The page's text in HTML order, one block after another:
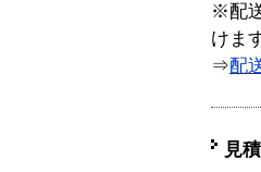
※配
けま
⇒配
見